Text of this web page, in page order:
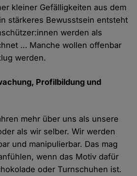
kleiner Gefälligkeiten aus dem
stärkeres Bewusstsein entsteht
werden als
… Manche wollen offenbar
werden.
Profilbildung und
mehr über uns als unsere
als wir selber. Wir werden
und manipulierbar. Das mag
wenn das Motiv dafür
oder Turnschuhen ist.